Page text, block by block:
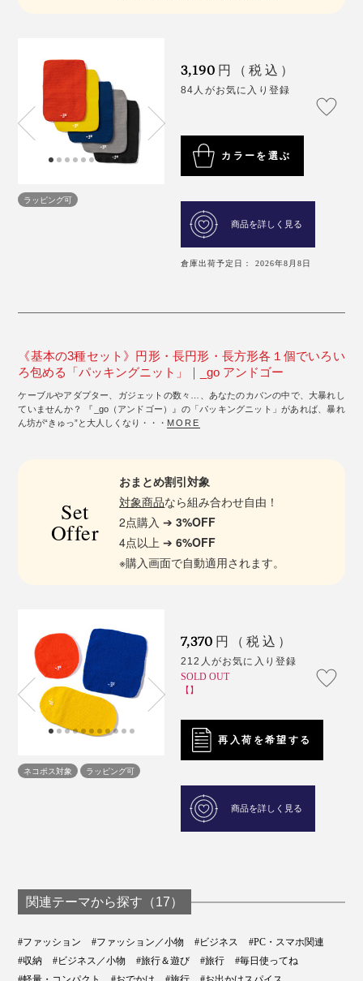
ラッピング可
3,190 円（税込）
84人がお気に入り登録
カラーを選ぶ
商品を詳しく見る
倉庫出荷予定日： 2026年8月8日
《基本の3種セット》円形・長円形・長方形各１個でいろい
ろ包める「パッキングニット」｜_go アンドゴー
ケーブルやアダプター、ガジェットの数々…、あなたのカバンの中で、大暴れし
ていませんか？ 『_go（アンドゴー）』の「パッキングニット」があれば、暴れ
ん坊が“きゅっ”と大人しくなり・・・ MORE
Set
Offer
おまとめ割引対象
対象商品なら組み合わせ自由！
2点購入 ➔3%OFF
4点以上 ➔6%OFF
※購入画面で自動適用されます。
ネコポス対象 ラッピング可
7,370 円（税込）
212人がお気に入り登録
SOLD OUT
【】
再入荷を希望する
商品を詳しく見る
関連テーマから探す（17）
#ファッション #ファッション／小物 #ビジネス
#PC・スマホ関連
#収納
#ビジネス／小物 #旅行＆遊び #旅行
#毎日使ってね